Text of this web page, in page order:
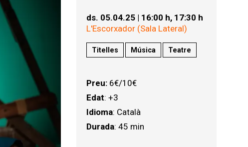
ds. 05.04.25 | 16:00 h, 17:30 h
L'Escorxador (Sala Lateral)
Titelles Música Teatre
Preu: 6€/10€
Edat: +3
Idioma: Català
Durada: 45 min